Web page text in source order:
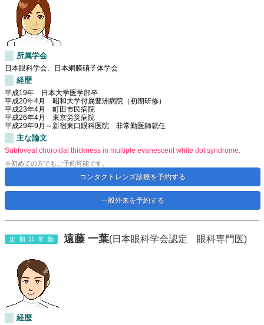
所属学会
日本眼科学会、日本網膜硝子体学会
経歴
平成19年 日本大学医学部卒
平成20年4月 昭和大学付属豊洲病院（初期研修）
平成23年4月 町田市民病院
平成26年4月 東京労災病院
平成29年9月～新宿東口眼科医院 非常勤医師就任
主な論文
Subfoveal choroidal thickness in multiple evanescent white dot syndrome.
※初めての方でもご予約可能です。
コンタクトレンズ診療を予約する
一般外来を予約する
定期非常勤 遠藤 一葉(日本眼科学会認定 眼科専門医)
経歴